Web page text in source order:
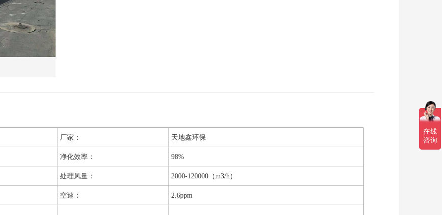
厂家： 天地鑫环保
净化效率： 98%
处理风量： 2000-120000（m3/h）
空速： 2.6ppm